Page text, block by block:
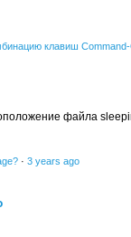
клавиш
файла
· 3 years ago